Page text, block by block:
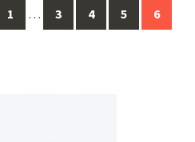
1 … 3 4 5 6